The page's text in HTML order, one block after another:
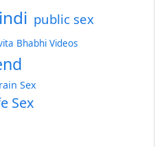
public sex
Bhabhi Videos
Sex
Sex